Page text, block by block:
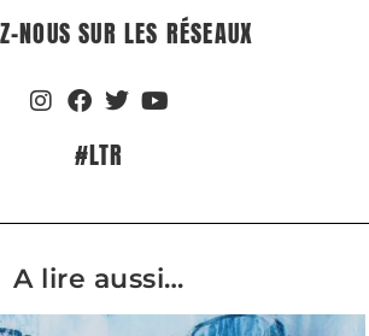
NOUS SUR LES RÉSEAUX
#LTR
A lire aussi…